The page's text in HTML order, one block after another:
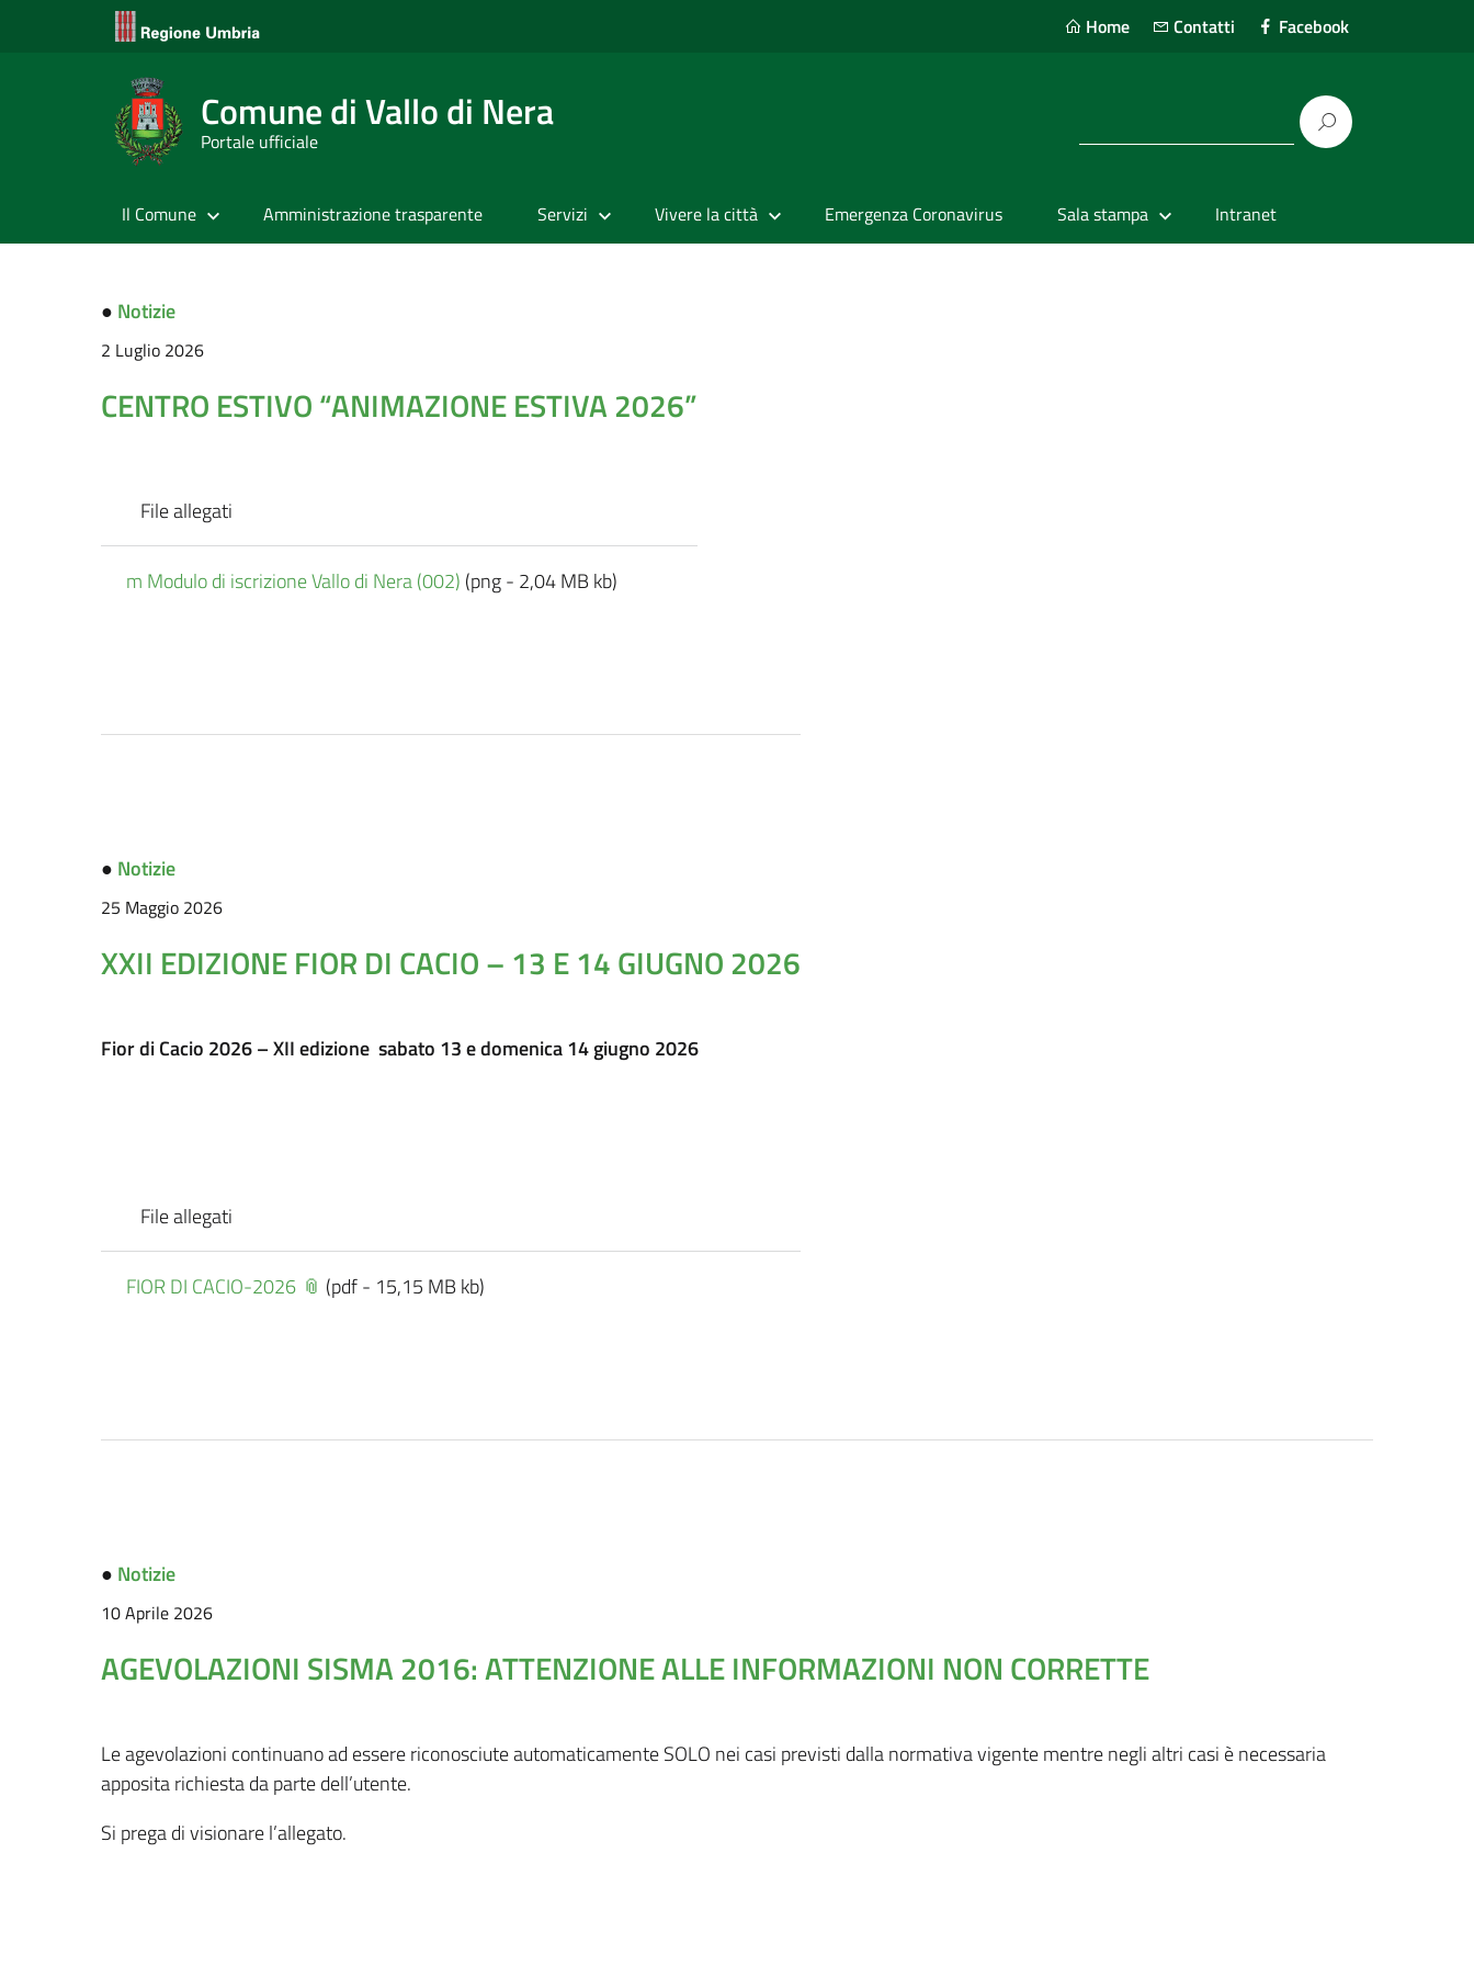
Home Contatti Facebook
Comune di Vallo di Nera
Portale ufficiale
Il Comune Amministrazione trasparente Servizi Vivere la città Emergenza Coronavirus Sala stampa Intranet
● Notizie
2 Luglio 2026
CENTRO ESTIVO “ANIMAZIONE ESTIVA 2026”
File allegati
m Modulo di iscrizione Vallo di Nera (002) (png - 2,04 MB kb)
● Notizie
25 Maggio 2026
XXII EDIZIONE FIOR DI CACIO – 13 E 14 GIUGNO 2026
Fior di Cacio 2026 – XII edizione sabato 13 e domenica 14 giugno 2026
File allegati
FIOR DI CACIO-2026 (pdf - 15,15 MB kb)
● Notizie
10 Aprile 2026
AGEVOLAZIONI SISMA 2016: ATTENZIONE ALLE INFORMAZIONI NON CORRETTE
Le agevolazioni continuano ad essere riconosciute automaticamente SOLO nei casi previsti dalla normativa vigente mentre negli altri casi è necessaria
apposita richiesta da parte dell’utente.
Si prega di visionare l’allegato.